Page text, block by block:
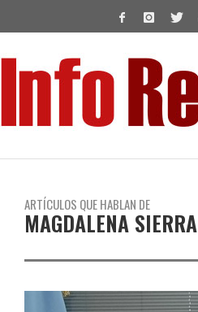
ARTÍCULOS QUE HABLAN DE
MAGDALENA SIERRA